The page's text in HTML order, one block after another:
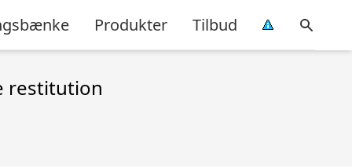
Produkter Tilbud
restitution